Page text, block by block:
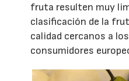
fruta resulten muy
clasificación de la
calidad cercanos a
consumidores